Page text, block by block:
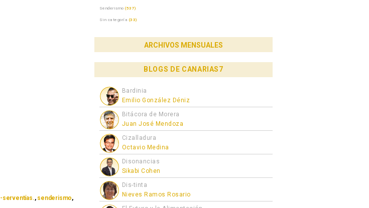
serventías., senderismo,
Senderismo (537)
Sin categoría (33)
ARCHIVOS MENSUALES
BLOGS DE CANARIAS7
Bardinia
Emilio González Déniz
Bitácora de Morera
Juan José Mendoza
Cizalladura
Octavio Medina
Disonancias
Sikabi Cohen
Dis-tinta
Nieves Ramos Rosario